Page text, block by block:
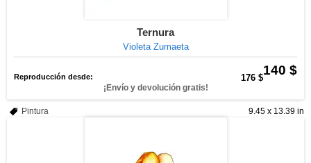
Ternura
Violeta Zumaeta
140 $
Reproducción desde: 176 $
¡Envío y devolución gratis!
9.45 x 13.39 in
Pintura